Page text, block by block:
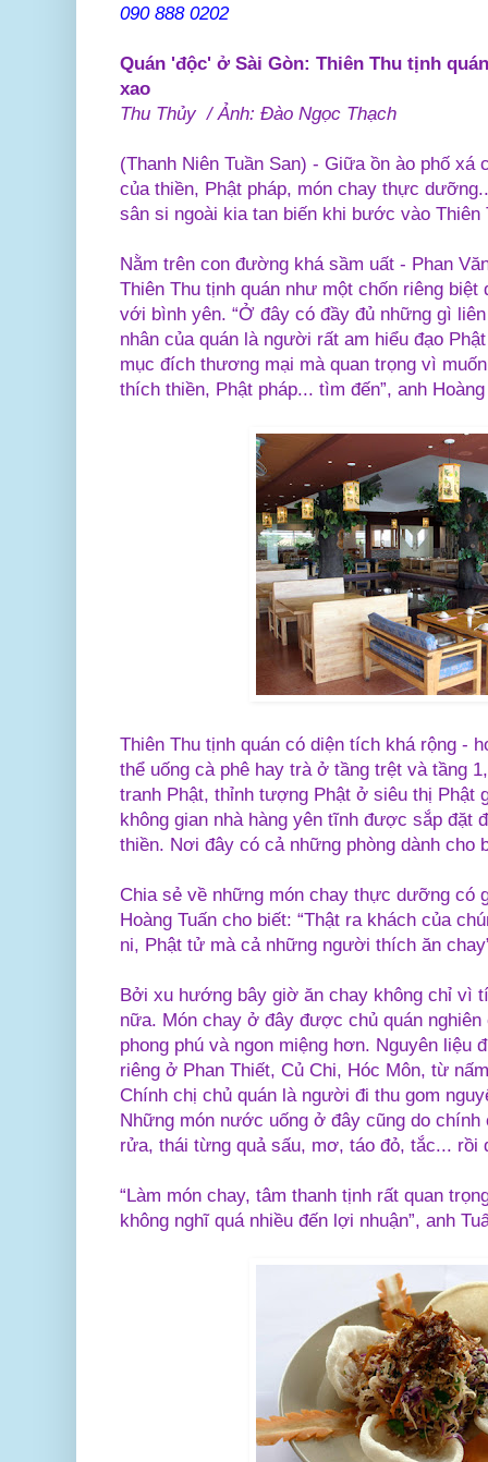
090 888 0202
Quán 'độc' ở Sài Gòn: Thiên Thu tịnh
xao
Thu Thủy / Ảnh: Đào Ngọc Thạch
(Thanh Niên Tuần San) - Giữa ồn ào phố xá
của thiền, Phật pháp, món chay thực
sân si ngoài kia tan biến khi bước vào Thiên
Nằm trên con đường khá sầm uất - Phan
Thiên Thu tịnh quán như một chốn riêng
với bình yên. “Ở đây có đầy đủ những gì
nhân của quán là người rất am hiểu đạo
mục đích thương mại mà quan trọng vì
thích thiền, Phật pháp... tìm đến”, anh
Thiên Thu tịnh quán có diện tích khá rộng -
thể uống cà phê hay trà ở tầng trệt và tầng
tranh Phật, thỉnh tượng Phật ở siêu thị Phật
không gian nhà hàng yên tĩnh được sắp đặt
thiền. Nơi đây có cả những phòng dành cho
Chia sẻ về những món chay thực dưỡng có
Hoàng Tuấn cho biết: “Thật ra khách của
ni, Phật tử mà cả những người thích ăn
Bởi xu hướng bây giờ ăn chay không chỉ vì
nữa. Món chay ở đây được chủ quán
phong phú và ngon miệng hơn. Nguyên liệu
riêng ở Phan Thiết, Củ Chi, Hóc Môn, từ
Chính chị chủ quán là người đi thu gom
Những món nước uống ở đây cũng do chính
rửa, thái từng quả sấu, mơ, táo đỏ, tắc... rồi
“Làm món chay, tâm thanh tịnh rất quan
không nghĩ quá nhiều đến lợi nhuận”, anh